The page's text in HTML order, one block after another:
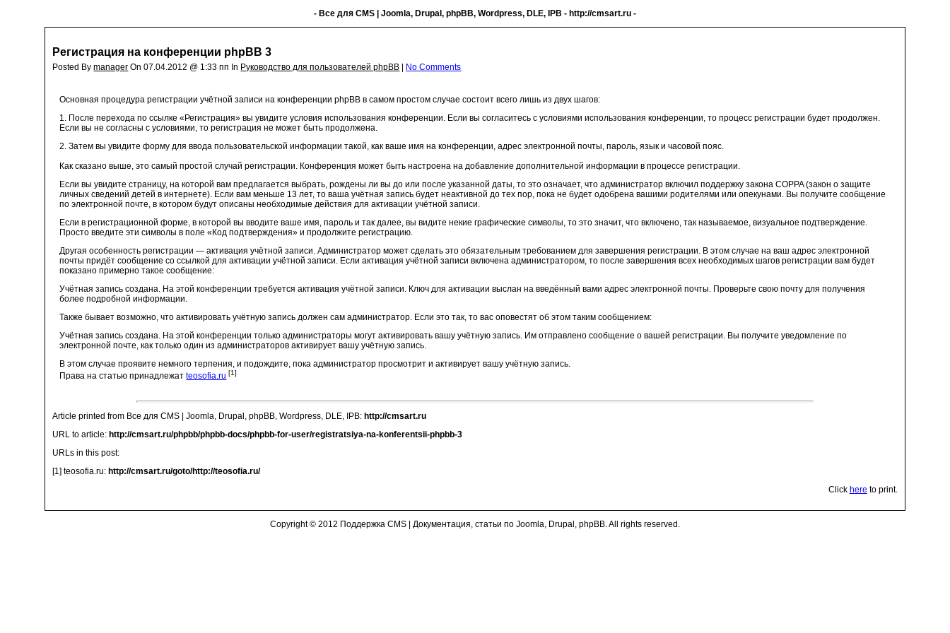
- Все для CMS | Joomla, Drupal, phpBB, Wordpress, DLE, IPB - http://cmsart.ru -
Регистрация на конференции phpBB 3
Posted Bymanager On 07.04.2012 @ 1:33 пп In Руководство для пользователей phpBB No Comments
Основная процедура регистрации учётной записи на конференции phpBB в самом простом случае состоит всего лишь из двух шагов:
1. После перехода по ссылке «Регистрация» вы увидите условия использования конференции. Если вы согласитесь с условиями использования конференции, то процесс регистрации будет продолжен.
Если вы не согласны с условиями, то регистрация не может быть продолжена.
2. Затем вы увидите форму для ввода пользовательской информации такой, как ваше имя на конференции, адрес электронной почты, пароль, язык и часовой пояс.
Как сказано выше, это самый простой случай регистрации. Конференция может быть настроена на добавление дополнительной информации в процессе регистрации.
Если вы увидите страницу, на которой вам предлагается выбрать, рождены ли вы до или после указанной даты, то это означает, что администратор включил поддержку закона COPPA (закон о защите
личных сведений детей в интернете). Если вам меньше 13 лет, то ваша учётная запись будет неактивной до тех пор, пока не будет одобрена вашими родителями или опекунами. Вы получите сообщение
по электронной почте, в котором будут описаны необходимые действия для активации учётной записи.
Если в регистрационной форме, в которой вы вводите ваше имя, пароль и так далее, вы видите некие графические символы, то это значит, что включено, так называемое, визуальное подтверждение.
Просто введите эти символы в поле «Код подтверждения» и продолжите регистрацию.
Другая особенность регистрации — активация учётной записи. Администратор может сделать это обязательным требованием для завершения регистрации. В этом случае на ваш адрес электронной
почты придёт сообщение со ссылкой для активации учётной записи. Если активация учётной записи включена администратором, то после завершения всех необходимых шагов регистрации вам будет
показано примерно такое сообщение:
Учётная запись создана. На этой конференции требуется активация учётной записи. Ключ для активации выслан на введённый вами адрес электронной почты. Проверьте свою почту для получения
более подробной информации.
Также бывает возможно, что активировать учётную запись должен сам администратор. Если это так, то вас оповестят об этом таким сообщением:
Учётная запись создана. На этой конференции только администраторы могут активировать вашу учётную запись. Им отправлено сообщение о вашей регистрации. Вы получите уведомление по
электронной почте, как только один из администраторов активирует вашу учётную запись.
В этом случае проявите немного терпения, и подождите, пока администратор просмотрит и активирует вашу учётную запись.
Права на статью принадлежатteosofia.ru [1]
Article printed from Все для CMS | Joomla, Drupal, phpBB, Wordpress, DLE, IPB: http://cmsart.ru
URL to article: http://cmsart.ru/phpbb/phpbb-docs/phpbb-for-user/registratsiya-na-konferentsii-phpbb-3
URLs in this post:
[1] teosofia.ru: http://cmsart.ru/goto/http://teosofia.ru/
Click here to print.
Copyright © 2012 Поддержка CMS | Документация, статьи по Joomla, Drupal, phpBB. All rights reserved.